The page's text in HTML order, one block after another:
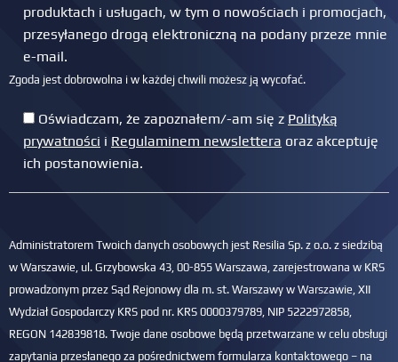
produktach i usługach, w tym o nowościach i promocjach,
przesyłanego drogą elektroniczną na podany przeze mnie
e-mail.
Zgoda jest dobrowolna i w każdej chwili możesz ją wycofać.
Oświadczam, że zapoznałem/-am się z Polityką
prywatności i Regulaminem newslettera oraz akceptuję
ich postanowienia.
Administratorem Twoich danych osobowych jest Resilia Sp. z o.o. z siedzibą
w Warszawie, ul. Grzybowska 43, 00-855 Warszawa, zarejestrowana w KRS
prowadzonym przez Sąd Rejonowy dla m. st. Warszawy w Warszawie, XII
Wydział Gospodarczy KRS pod nr. KRS 0000379789, NIP 5222972858,
REGON 142839818. Twoje dane osobowe będą przetwarzane w celu obsługi
zapytania przesłanego za pośrednictwem formularza kontaktowego – na